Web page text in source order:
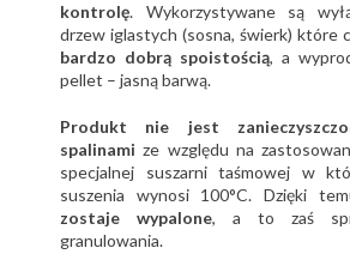
kontrolę. Wykorzystywane są
drzew iglastych (sosna, świerk) które
bardzo dobrą spoistością, a
pellet – jasną barwą.
Produkt nie jest
spalinami ze względu na
specjalnej suszarni taśmowej w
suszenia wynosi 100°C. Dzięki
zostaje wypalone, a to zaś
granulowania.